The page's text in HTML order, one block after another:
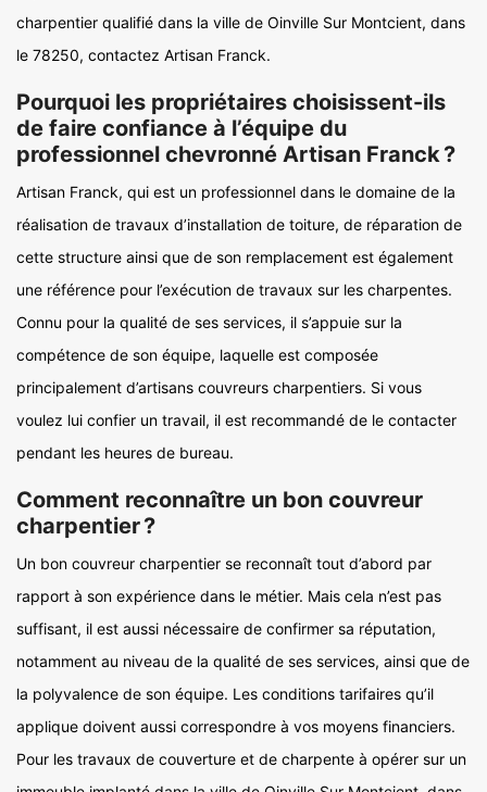
charpentier qualifié dans la ville de Oinville Sur Montcient, dans
le 78250, contactez Artisan Franck.
Pourquoi les propriétaires choisissent-ils
de faire confiance à l’équipe du
professionnel chevronné Artisan Franck ?
Artisan Franck, qui est un professionnel dans le domaine de la
réalisation de travaux d’installation de toiture, de réparation de
cette structure ainsi que de son remplacement est également
une référence pour l’exécution de travaux sur les charpentes.
Connu pour la qualité de ses services, il s’appuie sur la
compétence de son équipe, laquelle est composée
principalement d’artisans couvreurs charpentiers. Si vous
voulez lui confier un travail, il est recommandé de le contacter
pendant les heures de bureau.
Comment reconnaître un bon couvreur
charpentier ?
Un bon couvreur charpentier se reconnaît tout d’abord par
rapport à son expérience dans le métier. Mais cela n’est pas
suffisant, il est aussi nécessaire de confirmer sa réputation,
notamment au niveau de la qualité de ses services, ainsi que de
la polyvalence de son équipe. Les conditions tarifaires qu’il
applique doivent aussi correspondre à vos moyens financiers.
Pour les travaux de couverture et de charpente à opérer sur un